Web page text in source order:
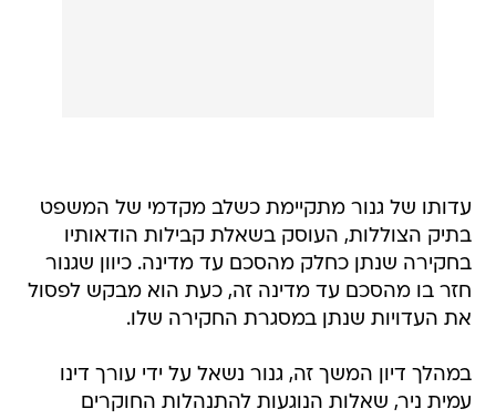
עדותו של גנור מתקיימת כשלב מקדמי של המשפט
בתיק הצוללות, העוסק בשאלת קבילות הודאותיו
בחקירה שנתן כחלק מהסכם עד מדינה. כיוון שגנור
חזר בו מהסכם עד מדינה זה, כעת הוא מבקש לפסול
את העדויות שנתן במסגרת החקירה שלו.
במהלך דיון המשך זה, גנור נשאל על ידי עורך דינו
עמית ניר, שאלות הנוגעות להתנהלות החוקרים